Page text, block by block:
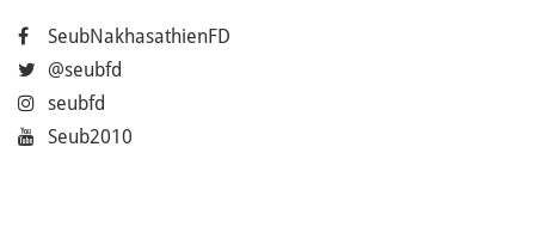
SeubNakhasathienFD
@seubfd
seubfd
Seub2010